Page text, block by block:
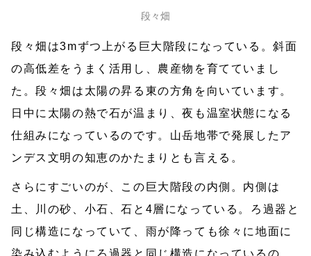
段々畑
段々畑は3mずつ上がる巨大階段になっている。斜面
の高低差をうまく活用し、農産物を育てていまし
た。段々畑は太陽の昇る東の方角を向いています。
日中に太陽の熱で石が温まり、夜も温室状態になる
仕組みになっているのです。山岳地帯で発展したア
ンデス文明の知恵のかたまりとも言える。
さらにすごいのが、この巨大階段の内側。内側は
土、川の砂、小石、石と4層になっている。ろ過器と
同じ構造になっていて、雨が降っても徐々に地面に
染み込むようにろ過器と同じ構造になっているの